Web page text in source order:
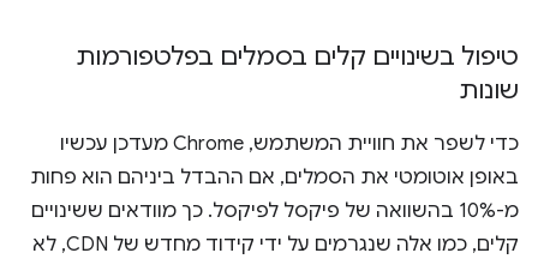
טיפול בשינויים קלים בסמלים בפלטפורמות
שונות
כדי לשפר את חוויית המשתמש, Chrome מעדכן עכשיו
באופן אוטומטי את הסמלים, אם ההבדל ביניהם הוא פחות
מ-10% בהשוואה של פיקסל לפיקסל. כך מוודאים ששינויים
קלים, כמו אלה שנגרמים על ידי קידוד מחדש של CDN, לא